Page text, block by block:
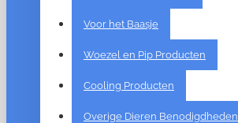
Voor het Baasje
Woezel en Pip Producten
Cooling Producten
Overige Dieren Benodigdheden